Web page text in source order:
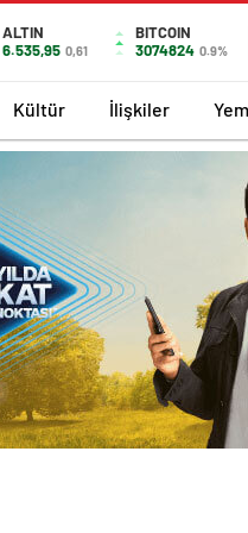
ALTIN
6.535,95 0,61
BITCOIN
3074824 0.9%
Kültür İlişkiler